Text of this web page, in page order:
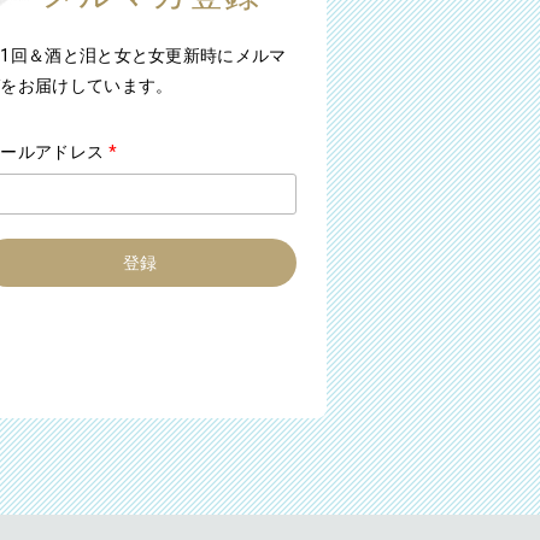
回＆酒と泪と女と女更新時にメルマ
お届けしています。
ルアドレス *